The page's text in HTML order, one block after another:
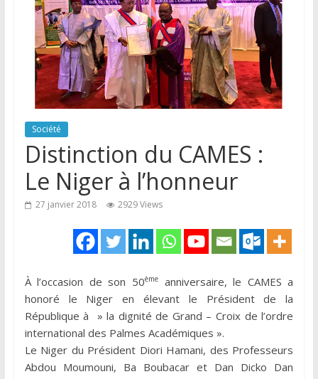
Société
Distinction du CAMES :
Le Niger à l’honneur
27 janvier 2018 2929 Views
À l’occasion de son 50èmeanniversaire, le CAMES a
honoré le Niger en élevant le Président de la
République à » la dignité de Grand – Croix de l’ordre
international des Palmes Académiques ».
Le Niger du Président Diori Hamani, des Professeurs
Abdou Moumouni, Ba Boubacar et Dan Dicko Dan